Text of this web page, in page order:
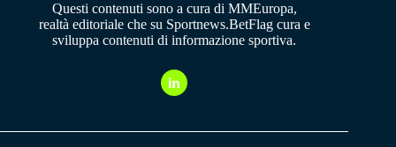
Questi contenuti sono a cura di MMEuropa,
realtà editoriale che su Sportnews.BetFlag cura e
sviluppa contenuti di informazione sportiva.